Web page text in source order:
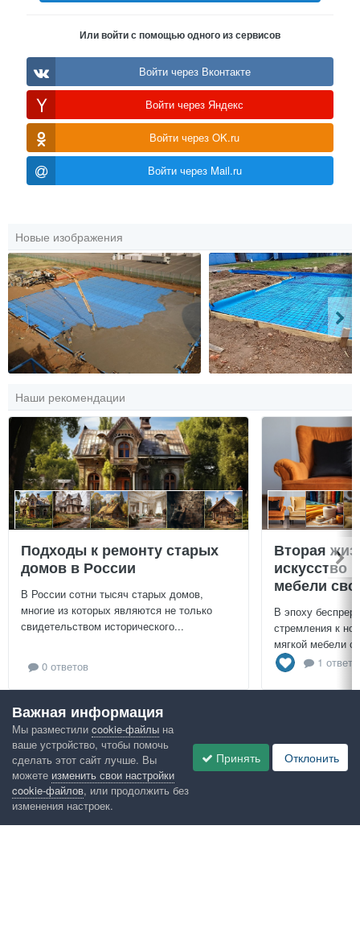
Или войти с помощью одного из сервисов
Войти через Вконтакте
Войти через Яндекс
Войти через OK.ru
Войти через Mail.ru
Новые изображения
Наши рекомендации
Подходы к ремонту старых
домов в России
В России сотни тысяч старых домов,
многие из которых являются не только
свидетельством исторического...
0 ответов
Вторая
искусство
мебели
В эпоху
стремления к
мягкой мебели
1 ответ
Посмотреть всё
Google рекомендует
Важная информация
Мы разместили cookie-файлы на
ваше устройство, чтобы помочь
сделать этот сайт лучше. Вы
можете изменить свои настройки
cookie-файлов, или продолжить без
изменения настроек.
Принять Отклонить